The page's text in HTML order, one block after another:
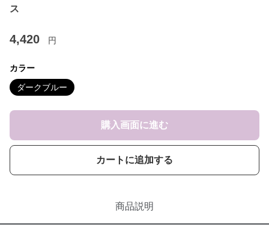
ス
4,420 円
カラー
ダークブルー
購入画面に進む
カートに追加する
商品説明